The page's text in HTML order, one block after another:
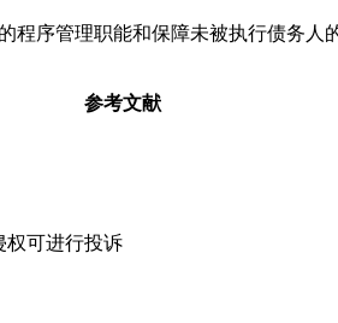
序管理职能和保障未被执行债务
参考文献
权可进行投诉